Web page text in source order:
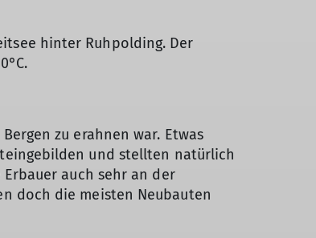
hinter Ruhpolding. Der
zu erahnen war. Etwas
und stellten natürlich
auch sehr an der
doch die meisten Neubauten